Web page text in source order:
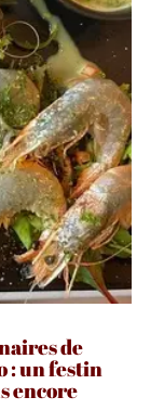
de
: un festin
encore